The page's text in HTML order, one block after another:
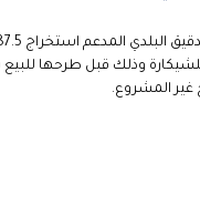
50 كجم للشيكارة وذلك قبل طرحها
غير المشروع.